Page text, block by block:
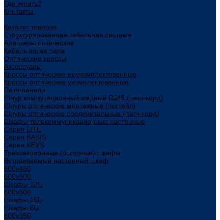
Где купить?
Контакты
Каталог товаров
Структурированная кабельная система
Адаптеры оптические
Кабель витая пара
Оптические кроссы
Аксессуары
Кроссы оптические неукомплектованные
Кроссы оптические укомплектованные
Патч-панели
Шнур коммутационный медный RJ45 (патч-корд)
Шнуры оптические монтажные (пигтейл)
Шнуры оптические соединительные (патч-корд)
Шкафы телекоммуникационные настенные
Cерия LITE
Cерия BASIS
Cерия KEYS
Трехсекционные (откидные) шкафы
Встраиваемый настенный шкаф
600x450
600x600
Шкафы 12U
600x600
Шкафы 15U
Шкафы 6U
600x350